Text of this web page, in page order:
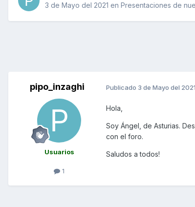
3 de Mayo del 2021 en Presentaciones de
pipo_inzaghi
Usuarios
1
Publicado 3 de Mayo del 2021
Hola,
Soy Ángel, de Asturias.
con el foro.
Saludos a todos!